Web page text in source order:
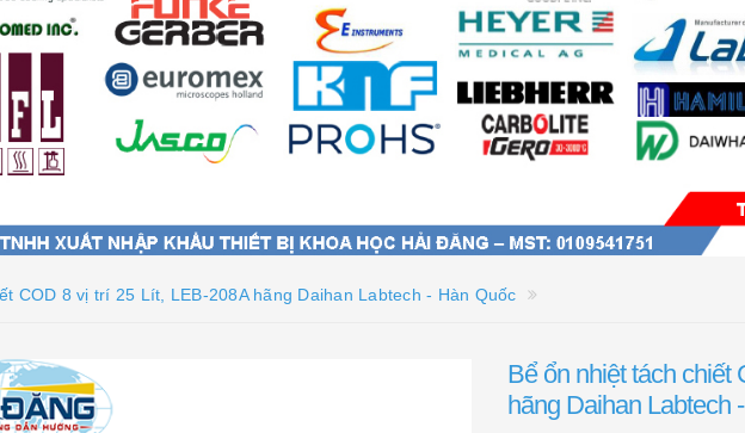
COD 8 vị trí 25 Lít, LEB-208A hãng Daihan Labtech - Hàn Quốc
Bể ổn nhiệt tách chiết
hãng Daihan Labtech